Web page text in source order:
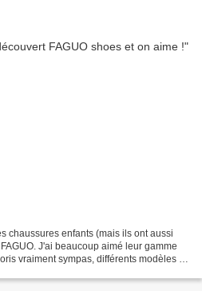
chaussures enfants (mais ils ont aussi
J'ai beaucoup aimé leur gamme
vraiment sympas, différents modèles à